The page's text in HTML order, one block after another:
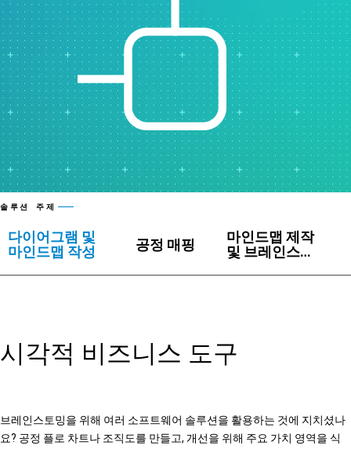
솔루션 주제
다이어그램 및
마인드맵 작성
공정 매핑
마인드맵 제작
및 브레인스토
시각적 비즈니스 도구
브레인스토밍을 위해 여러 소프트웨어 솔루션을 활용하는 것에 지치셨나
요? 공정 플로 차트나 조직도를 만들고, 개선을 위해 주요 가치 영역을 식